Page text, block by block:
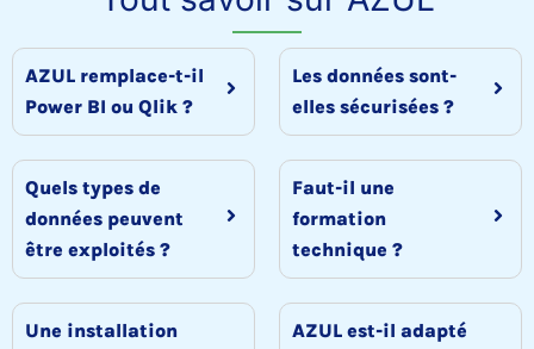
AZUL remplace-t-il
Power BI ou Qlik ?
Quels types de
données peuvent
être exploités ?
Une installation
Les données sont-
elles sécurisées ?
Faut-il une
formation
technique ?
AZUL est-il adapté